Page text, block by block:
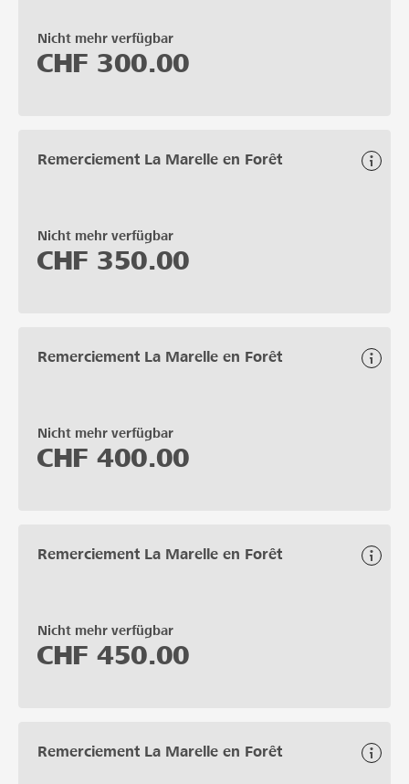
Nicht mehr verfügbar
CHF 300.00
Remerciement La Marelle en Forêt
Nicht mehr verfügbar
CHF 350.00
Remerciement La Marelle en Forêt
Nicht mehr verfügbar
CHF 400.00
Remerciement La Marelle en Forêt
Nicht mehr verfügbar
CHF 450.00
Remerciement La Marelle en Forêt